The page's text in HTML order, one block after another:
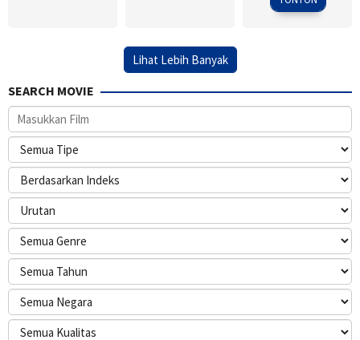
Lihat Lebih Banyak
SEARCH MOVIE